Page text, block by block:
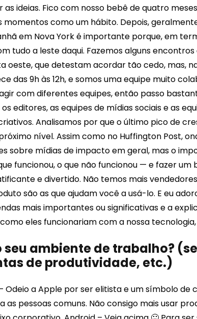
as ideias. Fico com nosso bebê de quatro
momentos como um hábito. Depois,
em Nova York é importante porque, em
tudo a leste daqui. Fazemos alguns
oeste, que detestam acordar tão cedo, mas,
das 9h às 12h, e somos uma equipe muito
com diferentes equipes, então passo
editores, as equipes de mídias sociais e as
Analisamos por que o último pico de
nível. Assim como no Huffington Post,
sobre mídias de impacto em geral, mas o
funcionou, o que não funcionou — e fazer um
e divertido. Não temos mais
são as que ajudam você a usá-lo. E eu
mais importantes ou significativas e a
eles funcionariam com a nossa
seu ambiente de trabalho?
de produtividade, etc.)
Odeio a Apple por ser elitista e um símbolo de
as pessoas comuns. Não consigo mais usar